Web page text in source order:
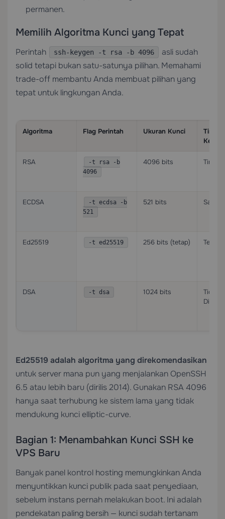
permanen.
Memilih Algoritma Kunci yang Tepat
Perintah ssh-keygen -t rsa -b 4096
asli sudah
solid tetapi bukan satu-satunya pilihan. Memahami
trade-off membantu Anda membuat pilihan yang
tepat untuk lingkungan Anda.
Algoritma Flag Perintah Ukuran Kunci
RSA
-t rsa -b
4096
4096 bits Tinggi
ECDSA
-t ecdsa -b
521
521 bits
Ed25519 -t ed25519 256 bits (tetap)
DSA -t dsa 1024 bits
Tidak
Ed25519 adalah algoritma yang direkomendasikan
untuk server mana pun yang menjalankan OpenSSH
6.5 atau lebih baru (dirilis 2014). Gunakan RSA 4096
hanya saat terhubung ke sistem lama yang tidak
mendukung kunci elliptic-curve.
Bagian 1: Menambahkan Kunci SSH ke
VPS Baru
Banyak panel kontrol hosting memungkinkan Anda
menyuntikkan kunci publik pada saat penyediaan,
sebelum instans pernah melakukan boot. Ini adalah
pendekatan paling bersih — kunci sudah tertanam